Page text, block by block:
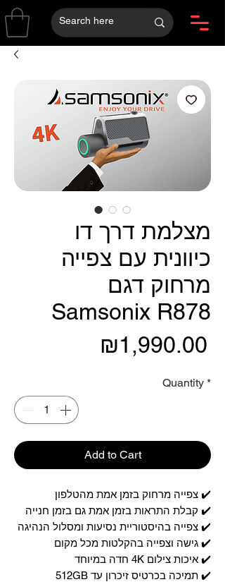
מצלמת דרך דו
כיוונית עם צפייה
מרחוק דגם
Samsonix R878
₪1,990.00
Quantity *
Add to Cart
✔️ צפייה מרחוק בזמן אמת מהטלפון
✔️ קבלת התראות בזמן אמת גם בזמן חנייה
✔️ צפייה בהיסטוריית נסיעות ומסלול הנהיגה
✔️ גישה וצפייה בהקלטות מכל מקום
✔️ איכות צילום 4K חדה במיוחד
✔️ תמיכה בכרטיס זיכרון עד 512GB